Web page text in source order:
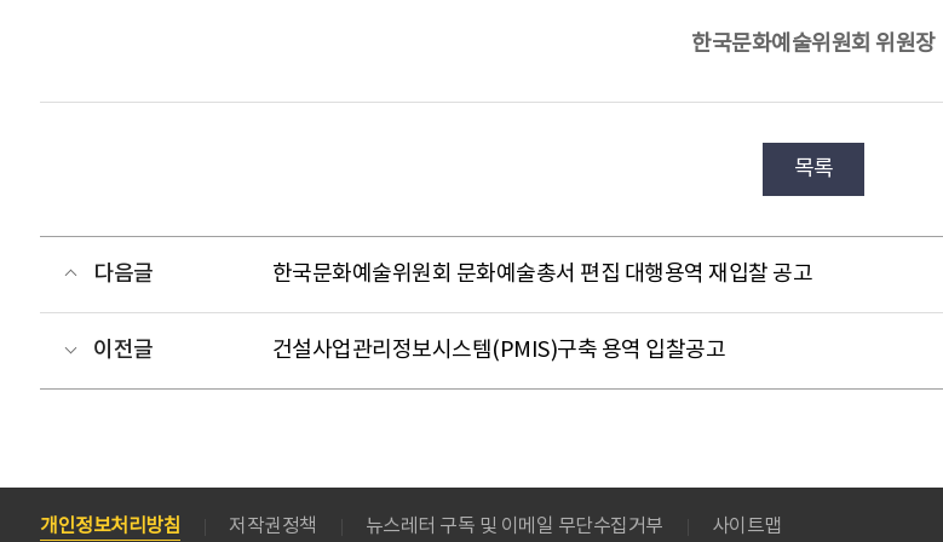
한국문화예술위원회 위원장
목록
다음글 한국문화예술위원회 문화예술총서 편집 대행용역 재입찰 공고
이전글 건설사업관리정보시스템(PMIS)구축 용역 입찰공고
개인정보처리방침 저작권정책 뉴스레터 구독 및 이메일 무단수집거부 사이트맵